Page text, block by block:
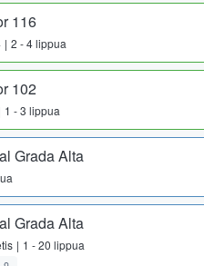
116
2 - 4 lippua
102
1 - 3 lippua
Grada Alta
Grada Alta
1 - 20 lippua